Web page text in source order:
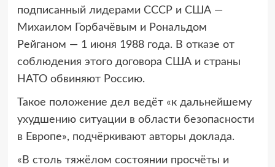
подписанный лидерами СССР и США —
Михаилом Горбачёвым и Рональдом
Рейганом — 1 июня 1988 года. В отказе от
соблюдения этого договора США и страны
НАТО обвиняют Россию.
Такое положение дел ведёт «к дальнейшему
ухудшению ситуации в области безопасности
в Европе», подчёркивают авторы доклада.
«В столь тяжёлом состоянии просчёты и